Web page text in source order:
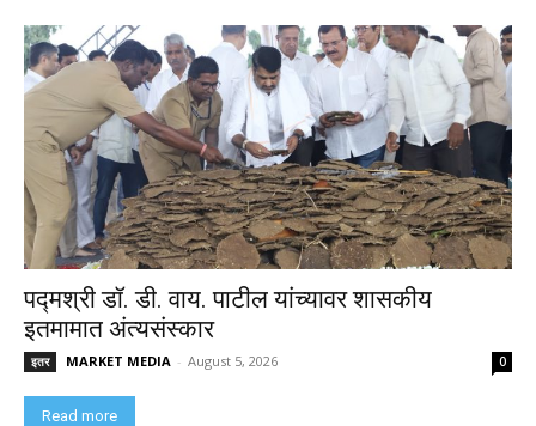
पद्मश्री डॉ. डी. वाय. पाटील यांच्यावर शासकीय
इतमामात अंत्यसंस्कार
इतर MARKET MEDIA - August 5, 2026 0
Read more